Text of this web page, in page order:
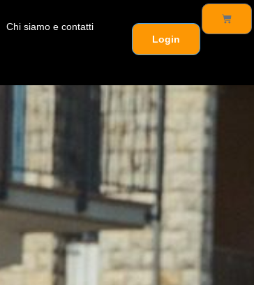
Chi siamo e contatti
Login